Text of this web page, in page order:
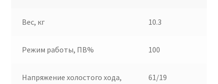
Вес, кг 10.3
Режим работы, ПВ% 100
Напряжение холостого хода,
61/19